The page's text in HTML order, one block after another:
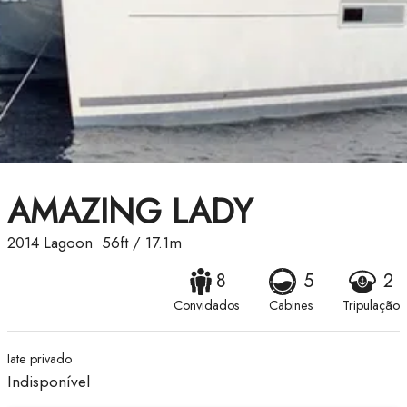
AMAZING LADY
2014 Lagoon 56ft/ 17.1m
8
Convidados
5
Cabines
2
Tripulação
Iate privado
Indisponível